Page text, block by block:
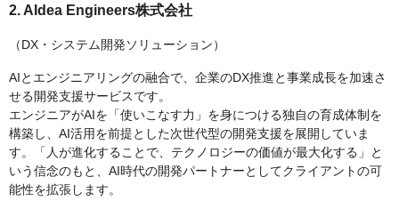
2. AIdea Engineers株式会社
（DX・システム開発ソリューション）
AIとエンジニアリングの融合で、企業のDX推進と事業成長を加速さ
せる開発支援サービスです。
エンジニアがAIを「使いこなす力」を身につける独自の育成体制を
構築し、AI活用を前提とした次世代型の開発支援を展開していま
す。「人が進化することで、テクノロジーの価値が最大化する」と
いう信念のもと、AI時代の開発パートナーとしてクライアントの可
能性を拡張します。